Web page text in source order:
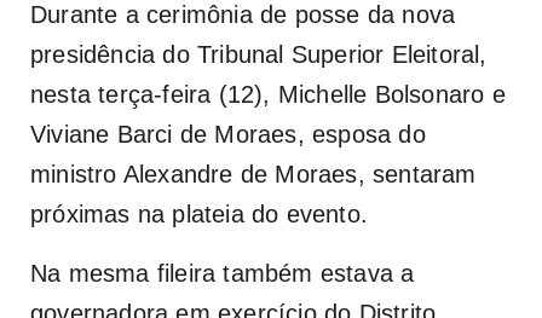
Durante a cerimônia de posse da nova
presidência do Tribunal Superior Eleitoral,
nesta terça-feira (12), Michelle Bolsonaro e
Viviane Barci de Moraes, esposa do
ministro Alexandre de Moraes, sentaram
próximas na plateia do evento.
Na mesma fileira também estava a